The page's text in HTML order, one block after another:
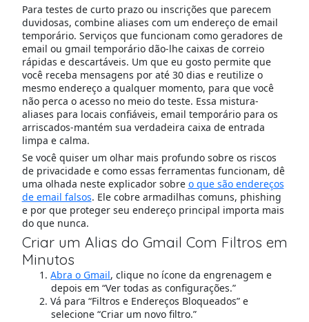
Para testes de curto prazo ou inscrições que parecem
duvidosas, combine aliases com um endereço de email
temporário. Serviços que funcionam como geradores de
email ou gmail temporário dão-lhe caixas de correio
rápidas e descartáveis. Um que eu gosto permite que
você receba mensagens por até 30 dias e reutilize o
mesmo endereço a qualquer momento, para que você
não perca o acesso no meio do teste. Essa mistura-
aliases para locais confiáveis, email temporário para os
arriscados-mantém sua verdadeira caixa de entrada
limpa e calma.
Se você quiser um olhar mais profundo sobre os riscos
de privacidade e como essas ferramentas funcionam, dê
uma olhada neste explicador sobre o que são endereços
de email falsos. Ele cobre armadilhas comuns, phishing
e por que proteger seu endereço principal importa mais
do que nunca.
Criar um Alias do Gmail Com Filtros em
Minutos
Abra o Gmail, clique no ícone da engrenagem e
depois em “Ver todas as configurações.”
Vá para “Filtros e Endereços Bloqueados” e
selecione “Criar um novo filtro.”